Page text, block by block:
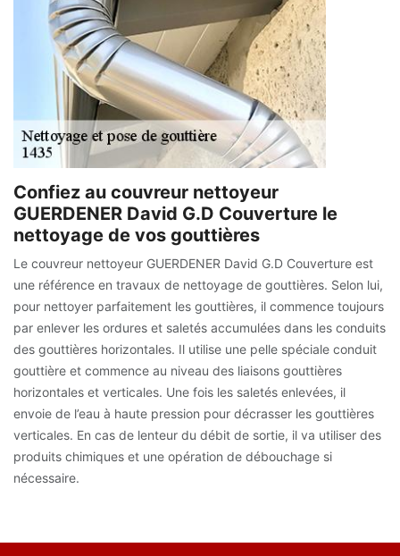
Confiez au couvreur nettoyeur
GUERDENER David G.D Couverture le
nettoyage de vos gouttières
Le couvreur nettoyeur GUERDENER David G.D Couverture est
une référence en travaux de nettoyage de gouttières. Selon lui,
pour nettoyer parfaitement les gouttières, il commence toujours
par enlever les ordures et saletés accumulées dans les conduits
des gouttières horizontales. Il utilise une pelle spéciale conduit
gouttière et commence au niveau des liaisons gouttières
horizontales et verticales. Une fois les saletés enlevées, il
envoie de l’eau à haute pression pour décrasser les gouttières
verticales. En cas de lenteur du débit de sortie, il va utiliser des
produits chimiques et une opération de débouchage si
nécessaire.